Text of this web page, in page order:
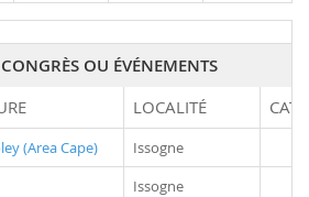
OU ÉVÉNEMENTS
LOCALITÉ
(Area Cape)
Issogne
Issogne